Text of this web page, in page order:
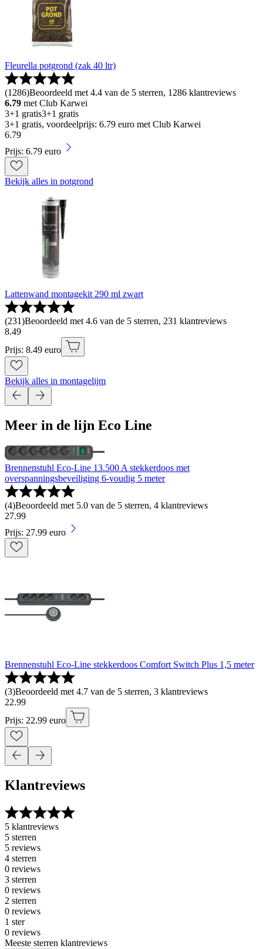
Fleurella potgrond (zak 40 ltr)
(1286)Beoordeeld met 4.4 van de 5 sterren, 1286 klantreviews
6.79 met Club Karwei
3+1 gratis3+1 gratis
3+1 gratis, voordeelprijs: 6.79 euro met Club Karwei
6.79
Prijs: 6.79 euro
Bekijk alles in potgrond
Lattenwand montagekit 290 ml zwart
(231)Beoordeeld met 4.6 van de 5 sterren, 231 klantreviews
8.49
Prijs: 8.49 euro
Bekijk alles in montagelijm
Meer in de lijn Eco Line
Brennenstuhl Eco-Line 13.500 A stekkerdoos met
overspanningsbeveiliging 6-voudig 5 meter
(4)Beoordeeld met 5.0 van de 5 sterren, 4 klantreviews
27.99
Prijs: 27.99 euro
Brennenstuhl Eco-Line stekkerdoos Comfort Switch Plus 1,5 meter
(3)Beoordeeld met 4.7 van de 5 sterren, 3 klantreviews
22.99
Prijs: 22.99 euro
Klantreviews
5 klantreviews
5 sterren
5 reviews
4 sterren
0 reviews
3 sterren
0 reviews
2 sterren
0 reviews
1 ster
0 reviews
Meeste sterren klantreviews